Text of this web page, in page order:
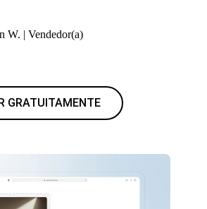
W. | Vendedor(a)
GRATUITAMENTE